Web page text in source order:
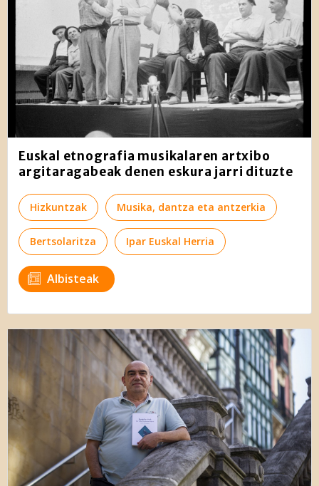
Euskal etnografia musikalaren artxibo
argitaragabeak denen eskura jarri dituzte
Hizkuntzak Musika, dantza eta antzerkia
Bertsolaritza Ipar Euskal Herria
Albisteak